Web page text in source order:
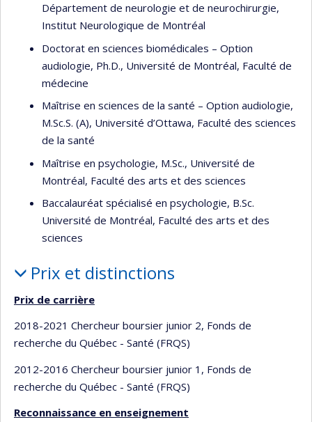
Département de neurologie et de neurochirurgie,
Institut Neurologique de Montréal
Doctorat en sciences biomédicales – Option
audiologie, Ph.D., Université de Montréal, Faculté de
médecine
Maîtrise en sciences de la santé – Option audiologie,
M.Sc.S. (A), Université d’Ottawa, Faculté des sciences
de la santé
Maîtrise en psychologie, M.Sc., Université de
Montréal, Faculté des arts et des sciences
Baccalauréat spécialisé en psychologie, B.Sc.
Université de Montréal, Faculté des arts et des
sciences
Prix et distinctions
Prix de carrière
2018-2021 Chercheur boursier junior 2, Fonds de
recherche du Québec - Santé (FRQS)
2012-2016 Chercheur boursier junior 1, Fonds de
recherche du Québec - Santé (FRQS)
Reconnaissance en enseignement